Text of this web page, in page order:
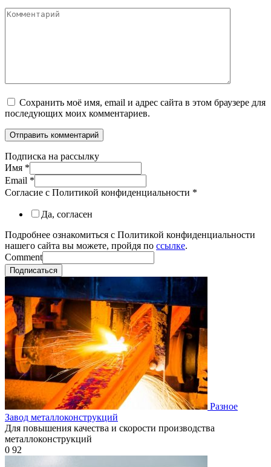
Комментарий
Сохранить моё имя, email и адрес сайта в этом браузере для
последующих моих комментариев.
Подписка на рассылку
Имя *
Email *
Согласие с Политикой конфиденциальности *
Да, согласен
Подробнее ознакомиться с Политикой конфиденциальности
нашего сайта вы можете, пройдя по ссылке.
Comment
Подписаться
Разное
Завод металлоконструкций
Для повышения качества и скорости производства
металлоконструкций
0 92